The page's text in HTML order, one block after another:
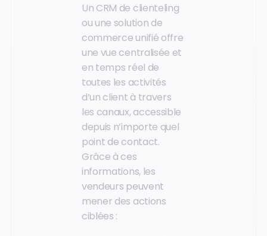
Un CRM de clienteling
ou une solution de
commerce unifié offre
une vue centralisée et
en temps réel de
toutes les activités
d’un client à travers
les canaux, accessible
depuis n’importe quel
point de contact.
Grâce à ces
informations, les
vendeurs peuvent
mener des actions
ciblées :